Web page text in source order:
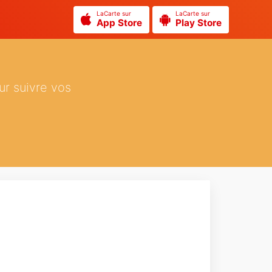
LaCarte sur
App Store
LaCarte sur
Play Store
suivre vos